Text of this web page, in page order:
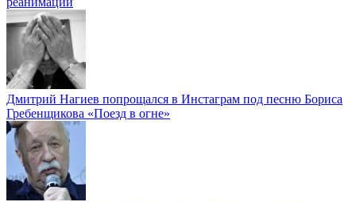
Дмитрий Нагиев попрощался в Инстаграм под песню Бориса
Гребенщикова «Поезд в огне»